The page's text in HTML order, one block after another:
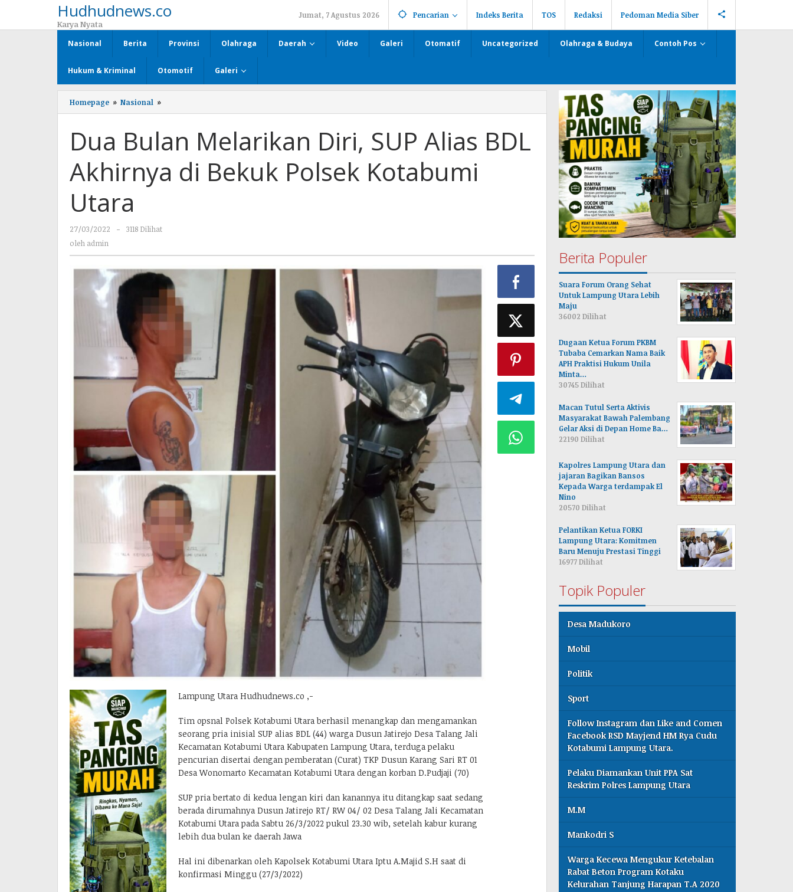
Hudhudnews.co
Karya Nyata
Jumat, 7 Agustus 2026 Pencarian Indeks Berita TOS Redaksi Pedoman Media Siber
Nasional Berita Provinsi Olahraga Daerah Video Galeri Otomatif Uncategorized Olahraga & Budaya Contoh Pos
Hukum & Kriminal Otomotif Galeri
Homepage » Nasional »
Bulan
SUP
BDL
Akhirnya
Dua Bulan Melarikan Diri, SUP Alias BDL
Akhirnya di Bekuk Polsek Kotabumi
Utara
27/03/2022
oleh
-
3118 Dilihat
oleh admin
Lampung Utara Hudhudnews.co ,-
Tim opsnal Polsek Kotabumi Utara berhasil menangkap dan mengamankan
seorang pria inisial SUP alias BDL (44) warga Dusun Jatirejo Desa Talang Jali
Kecamatan Kotabumi Utara Kabupaten Lampung Utara, terduga pelaku
pencurian disertai dengan pemberatan (Curat) TKP Dusun Karang Sari RT 01
Desa Wonomarto Kecamatan Kotabumi Utara dengan korban D.Pudjaji (70)
SUP pria bertato di kedua lengan kiri dan kanannya itu ditangkap saat sedang
berada dirumahnya Dusun Jatirejo RT/ RW 04/ 02 Desa Talang Jali Kecamatan
Kotabumi Utara pada Sabtu 26/3/2022 pukul 23.30 wib, setelah kabur kurang
lebih dua bulan ke daerah Jawa
Hal ini dibenarkan oleh Kapolsek Kotabumi Utara Iptu A.Majid S.H saat di
konfirmasi Minggu (27/3/2022)
Berita Populer
Suara Forum Orang Sehat
Untuk Lampung Utara Lebih
Maju
36002 Dilihat
Dugaan Ketua Forum PKBM
Tubaba Cemarkan Nama Baik
APH Praktisi Hukum Unila
Minta…
30745 Dilihat
Macan Tutul Serta Aktivis
Masyarakat Bawah Palembang
Gelar Aksi di Depan Home Ba…
22190 Dilihat
Kapolres Lampung Utara dan
jajaran Bagikan Bansos
Kepada Warga terdampak El
Nino
20570 Dilihat
Pelantikan Ketua FORKI
Lampung Utara: Komitmen
Baru Menuju Prestasi Tinggi
16977 Dilihat
Topik Populer
Desa Madukoro
Mobil
Politik
Sport
Follow Instagram dan Like and Comen
Facebook RSD Mayjend HM Rya Cudu
Kotabumi Lampung Utara.
Pelaku Diamankan Unit PPA Sat
Reskrim Polres Lampung Utara
M.M
Mankodri S
Warga Kecewa Mengukur Ketebalan
Rabat Beton Program Kotaku
Kelurahan Tanjung Harapan T.A 2020